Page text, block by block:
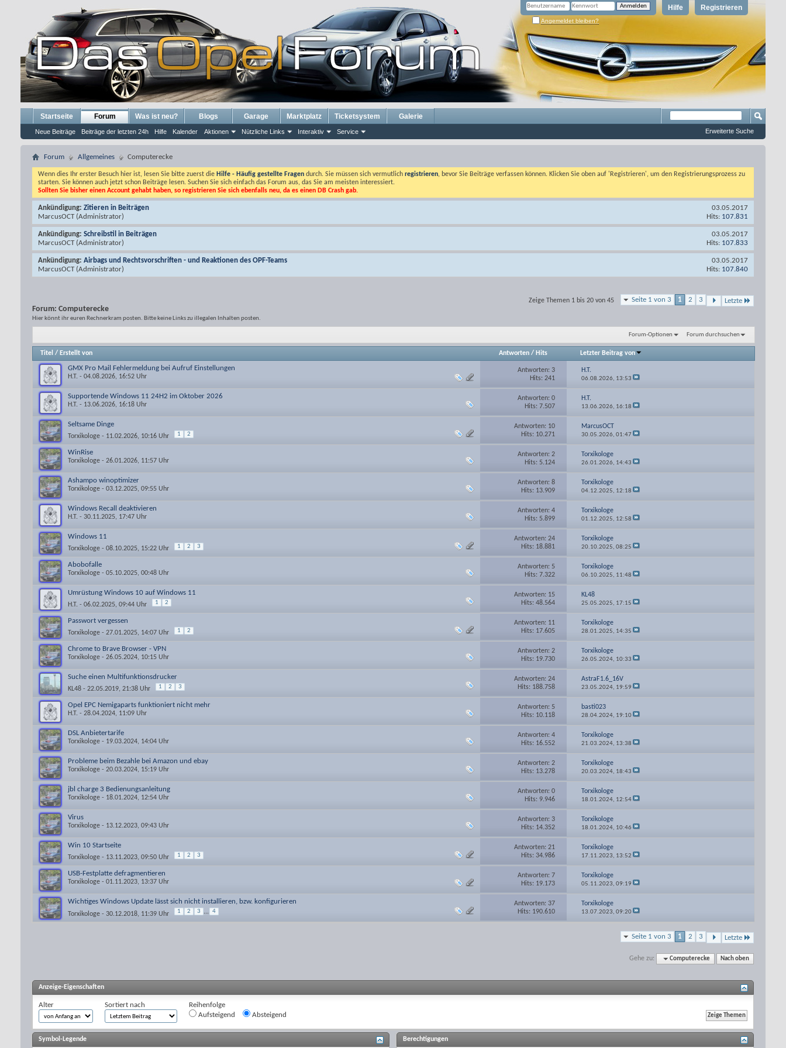
Registrieren
Hilfe
Angemeldet bleiben?
Startseite Forum
Neue Beiträge Beiträge der letzten 24h Hilfe Kalender Aktionen Nützliche Links Interaktiv Service
Was ist neu? Blogs Garage Marktplatz Ticketsystem Galerie
Erweiterte Suche
Forum Allgemeines Computerecke
Wenn dies Ihr erster Besuch hier ist, lesen Sie bitte zuerst die Hilfe - Häufig gestellte Fragen durch. Sie müssen sich vermutlich registrieren, bevor Sie Beiträge verfassen können. Klicken Sie oben auf 'Registrieren', um den Registrierungsprozess zu
starten. Sie können auch jetzt schon Beiträge lesen. Suchen Sie sich einfach das Forum aus, das Sie am meisten interessiert.
Sollten Sie bisher einen Account gehabt haben, so registrieren Sie sich ebenfalls neu, da es einen DB Crash gab.
Ankündigung: Zitieren in Beiträgen
MarcusOCT (Administrator)
03.05.2017
Hits: 107.831
Ankündigung: Schreibstil in Beiträgen
MarcusOCT (Administrator)
03.05.2017
Hits: 107.833
Ankündigung: Airbags und Rechtsvorschriften - und Reaktionen des OPF-Teams
MarcusOCT (Administrator)
03.05.2017
Hits: 107.840
Seite 1 von 3 1 2 3 Letzte
Zeige Themen 1 bis 20 von 45
Forum: Computerecke
Hier könnt ihr euren Rechnerkram posten. Bitte keine Links zu illegalen Inhalten posten.
Forum-Optionen Forum durchsuchen
Titel / Erstellt von Antworten/ Hits Letzter Beitrag von
GMX Pro Mail Fehlermeldung bei Aufruf Einstellungen
H.T. - 04.08.2026, 16:52 Uhr
Antworten: 3
Hits: 241
H.T.
06.08.2026, 13:53
Supportende Windows 11 24H2 im Oktober 2026
H.T. - 13.06.2026, 16:18 Uhr
Antworten: 0
Hits: 7.507
H.T.
13.06.2026, 16:18
Seltsame Dinge
Torxikologe - 11.02.2026, 10:16 Uhr 1 2
Antworten: 10
Hits: 10.271
MarcusOCT
30.05.2026, 01:47
WinRise
Torxikologe - 26.01.2026, 11:57 Uhr
Antworten: 2
Hits: 5.124
Torxikologe
26.01.2026, 14:43
Ashampo winoptimizer
Torxikologe - 03.12.2025, 09:55 Uhr
Antworten: 8
Hits: 13.909
Torxikologe
04.12.2025, 12:18
Windows Recall deaktivieren
H.T. - 30.11.2025, 17:47 Uhr
Antworten: 4
Hits: 5.899
Torxikologe
01.12.2025, 12:58
Windows 11
Torxikologe - 08.10.2025, 15:22 Uhr 1 2 3
Antworten: 24
Hits: 18.881
Torxikologe
20.10.2025, 08:25
Abobofalle
Torxikologe - 05.10.2025, 00:48 Uhr
Antworten: 5
Hits: 7.322
Torxikologe
06.10.2025, 11:48
Umrüstung Windows 10 auf Windows 11
H.T. - 06.02.2025, 09:44 Uhr 1 2
Antworten: 15
Hits: 48.564
KL48
25.05.2025, 17:15
Passwort vergessen
Torxikologe - 27.01.2025, 14:07 Uhr 1 2
Antworten: 11
Hits: 17.605
Torxikologe
28.01.2025, 14:35
Chrome to Brave Browser - VPN
Torxikologe - 26.05.2024, 10:15 Uhr
Antworten: 2
Hits: 19.730
Torxikologe
26.05.2024, 10:33
Suche einen Multifunktionsdrucker
KL48 - 22.05.2019, 21:38 Uhr 1 2 3
Antworten: 24
Hits: 188.758
AstraF1.6_16V
23.05.2024, 19:59
Opel EPC Nemigaparts funktioniert nicht mehr
H.T. - 28.04.2024, 11:09 Uhr
Antworten: 5
Hits: 10.118
basti023
28.04.2024, 19:10
DSL Anbietertarife
Torxikologe - 19.03.2024, 14:04 Uhr
Antworten: 4
Hits: 16.552
Torxikologe
21.03.2024, 13:38
Probleme beim Bezahle bei Amazon und ebay
Torxikologe - 20.03.2024, 15:19 Uhr
Antworten: 2
Hits: 13.278
Torxikologe
20.03.2024, 18:43
jbl charge 3 Bedienungsanleitung
Torxikologe - 18.01.2024, 12:54 Uhr
Antworten: 0
Hits: 9.946
Torxikologe
18.01.2024, 12:54
Virus
Torxikologe - 13.12.2023, 09:43 Uhr
Antworten: 3
Hits: 14.352
Torxikologe
18.01.2024, 10:46
Win 10 Startseite
Torxikologe - 13.11.2023, 09:50 Uhr 1 2 3
Antworten: 21
Hits: 34.986
Torxikologe
17.11.2023, 13:52
USB-Festplatte defragmentieren
Torxikologe - 01.11.2023, 13:37 Uhr
Antworten: 7
Hits: 19.173
Torxikologe
05.11.2023, 09:19
Wichtiges Windows Update lässt sich nicht installieren, bzw. konfigurieren
Torxikologe - 30.12.2018, 11:39 Uhr 1 2 3 ... 4
Antworten: 37
Hits: 190.610
Torxikologe
13.07.2023, 09:20
Seite 1 von 3 1 2 3 Letzte
Gehe zu: Computerecke Nach oben
Anzeige-Eigenschaften
Alter Sortiert nach
Reihenfolge
Aufsteigend
Absteigend
Symbol-Legende Berechtigungen